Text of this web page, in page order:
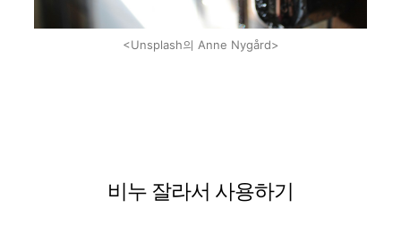
<Unsplash의 Anne Nygård>
비누 잘라서 사용하기